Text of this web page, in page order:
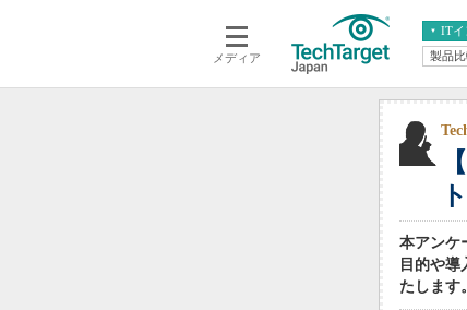
メディア
ITイ
クラウド エンタープ
ERP
データ分析
情報系システ
製品比
ト
本アンケ
目的や
たします。